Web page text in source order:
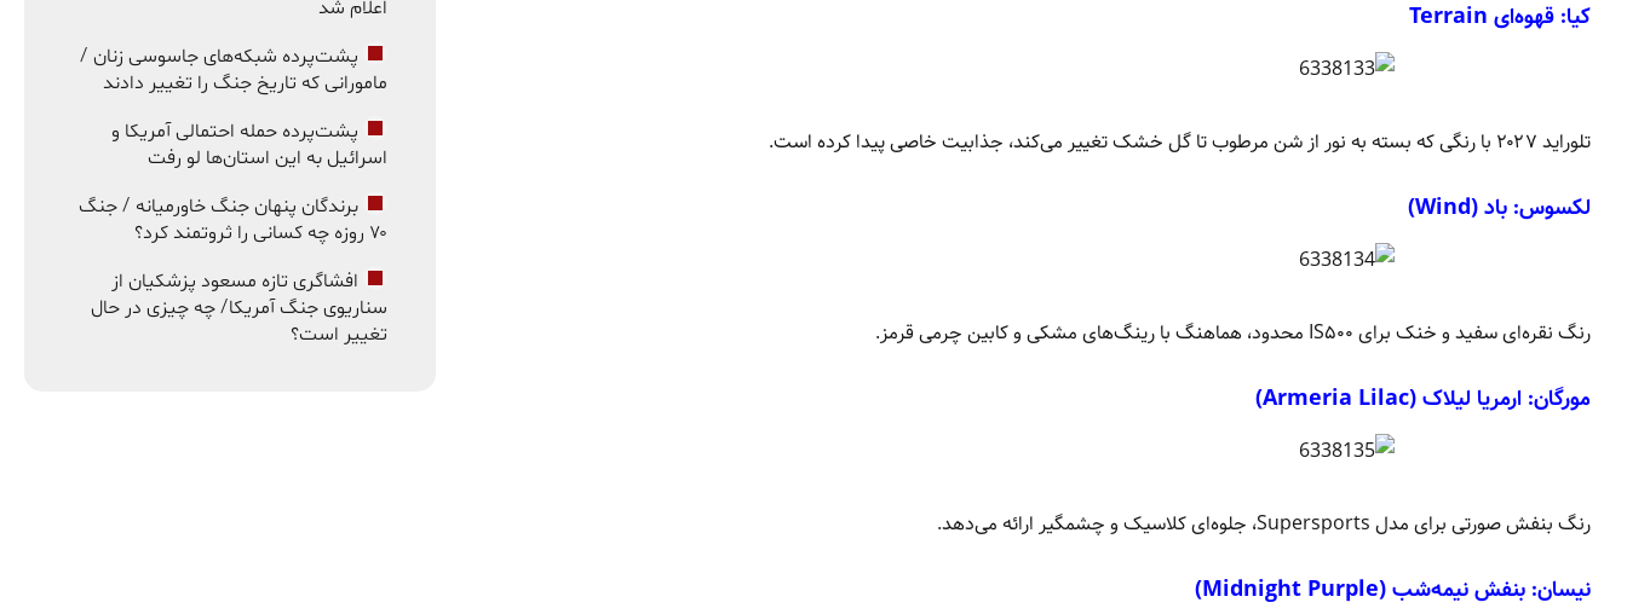
کیا: قهوه‌ای Terrain
تلوراید ۲۰۲۷ با رنگی که بسته به نور از شن مرطوب تا گل خشک تغییر می‌کند، جذابیت خاصی پیدا کرده است.
لکسوس: باد (Wind)
رنگ نقره‌ای سفید و خنک برای IS۵۰۰ محدود، هماهنگ با رینگ‌های مشکی و کابین چرمی قرمز.
مورگان: ارمریا لیلاک (Armeria Lilac)
رنگ بنفش صورتی برای مدل Supersports، جلوه‌ای کلاسیک و چشمگیر ارائه می‌دهد.
نیسان: بنفش نیمه‌شب (Midnight Purple)
اعلام شد
پشت‌پرده شبکه‌های جاسوسی زنان /
مامورانی که تاریخ جنگ را تغییر دادند
پشت‌پرده حمله احتمالی آمریکا و
اسرائیل به این استان‌ها لو رفت
برندگان پنهان جنگ خاورمیانه / جنگ
۷۰ روزه چه کسانی را ثروتمند کرد؟
افشاگری تازه مسعود پزشکیان از
سناریوی جنگ آمریکا/ چه چیزی در حال
تغییر است؟